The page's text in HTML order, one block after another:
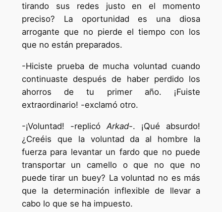
tirando sus redes justo en el momento
preciso? La oportunidad es una diosa
arrogante que no pierde el tiempo con los
que no están preparados.
-Hiciste prueba de mucha voluntad cuando
continuaste después de haber perdido los
ahorros de tu primer año. ¡Fuiste
extraordinario! -exclamó otro.
-¡Voluntad! -replicó Arkad-. ¡Qué absurdo!
¿Creéis que la voluntad da al hombre la
fuerza para levantar un fardo que no puede
transportar un camello o que no que no
puede tirar un buey? La voluntad no es más
que la determinación inflexible de llevar a
cabo lo que se ha impuesto.